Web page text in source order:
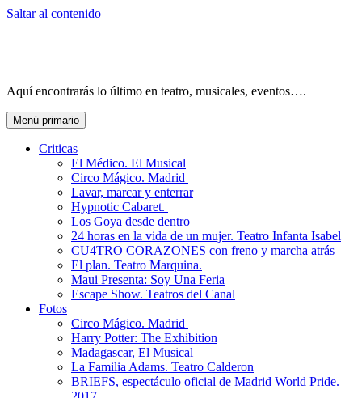
Saltar al contenido
Aquí encontrarás lo último en teatro, musicales, eventos….
Menú primario
Criticas
El Médico. El Musical
Circo Mágico. Madrid
Lavar, marcar y enterrar
Hypnotic Cabaret.
Los Goya desde dentro
24 horas en la vida de un mujer. Teatro Infanta Isabel
CU4TRO CORAZONES con freno y marcha atrás
El plan. Teatro Marquina.
Maui Presenta: Soy Una Feria
Escape Show. Teatros del Canal
Fotos
Circo Mágico. Madrid
Harry Potter: The Exhibition
Madagascar, El Musical
La Familia Adams. Teatro Calderon
BRIEFS, espectáculo oficial de Madrid World Pride.